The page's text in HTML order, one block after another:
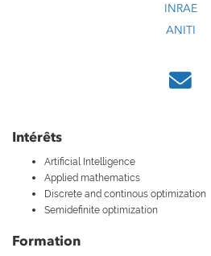
INRAE
ANITI
Intérêts
Artificial Intelligence
Applied mathematics
Discrete and continous optimization
Semidefinite optimization
Formation